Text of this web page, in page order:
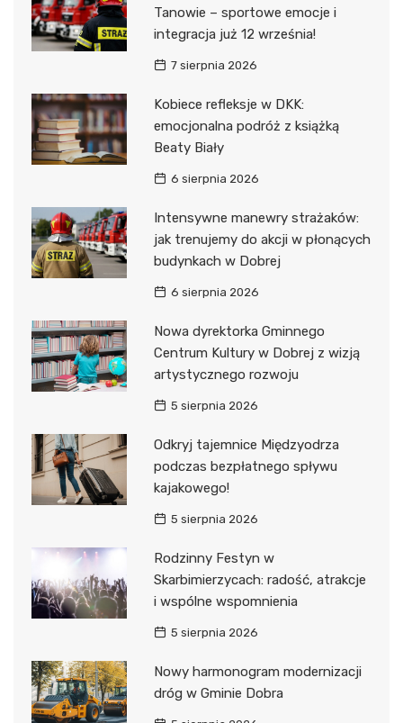
Tanowie – sportowe emocje i
integracja już 12 września!
7 sierpnia 2026
Kobiece refleksje w DKK:
emocjonalna podróż z książką
Beaty Biały
6 sierpnia 2026
Intensywne manewry strażaków:
jak trenujemy do akcji w płonących
budynkach w Dobrej
6 sierpnia 2026
Nowa dyrektorka Gminnego
Centrum Kultury w Dobrej z wizją
artystycznego rozwoju
5 sierpnia 2026
Odkryj tajemnice Międzyodrza
podczas bezpłatnego spływu
kajakowego!
5 sierpnia 2026
Rodzinny Festyn w
Skarbimierzycach: radość, atrakcje
i wspólne wspomnienia
5 sierpnia 2026
Nowy harmonogram modernizacji
dróg w Gminie Dobra